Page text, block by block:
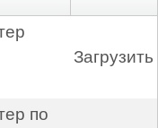
Загрузить
по